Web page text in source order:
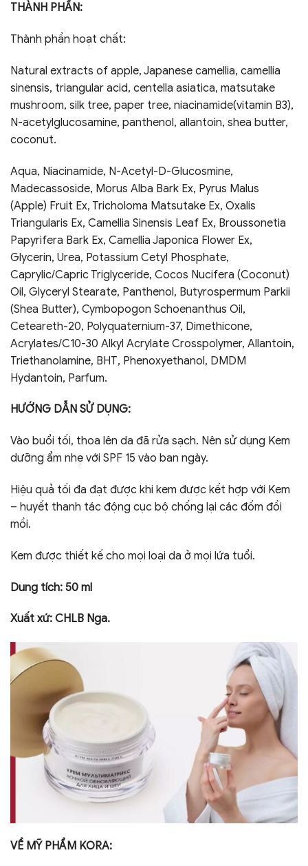
THÀNH PHẦN:
Thành phần hoạt chất:
Natural extracts of apple, Japanese camellia, camellia
sinensis, triangular acid, centella asiatica, matsutake
mushroom, silk tree, paper tree, niacinamide(vitamin B3),
N-acetylglucosamine, panthenol, allantoin, shea butter,
coconut.
Aqua, Niacinamide, N-Acetyl-D-Glucosmine,
Madecassoside, Morus Alba Bark Ex, Pyrus Malus
(Apple) Fruit Ex, Tricholoma Matsutake Ex, Oxalis
Triangularis Ex, Camellia Sinensis Leaf Ex, Broussonetia
Papyrifera Bark Ex, Camellia Japonica Flower Ex,
Glycerin, Urea, Potassium Cetyl Phosphate,
Caprylic/Capric Triglyceride, Cocos Nucifera (Coconut)
Oil, Glyceryl Stearate, Panthenol, Butyrospermum Parkii
(Shea Butter), Cymbopogon Schoenanthus Oil,
Ceteareth-20, Polyquaternium-37, Dimethicone,
Acrylates/C10-30 Alkyl Acrylate Crosspolymer, Allantoin,
Triethanolamine, ВНТ, Phenoxyethanol, DMDM
Hydantoin, Parfum.
HƯỚNG DẪN SỬ DỤNG:
Vào buổi tối, thoa lên da đã rửa sạch. Nên sử dụng Kem
dưỡng ẩm nhẹ với SPF 15 vào ban ngày.
Hiệu quả tối đa đạt được khi kem được kết hợp với Kem
– huyết thanh tác động cục bộ chống lại các đốm đồi
mồi.
Kem được thiết kế cho mọi loại da ở mọi lứa tuổi.
Dung tích: 50 ml
Xuất xứ: CHLB Nga.
VỀ MỸ PHẨM KORA: